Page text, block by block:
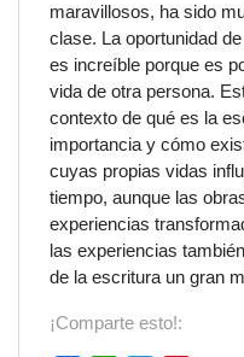
maravillosos, ha sido
clase. La oportunidad
es increíble porque es
vida de otra persona.
contexto de qué es la
importancia y cómo
cuyas propias vidas
tiempo, aunque las
experiencias
las experiencias
de la escritura un gran
¡Comparte esto!: